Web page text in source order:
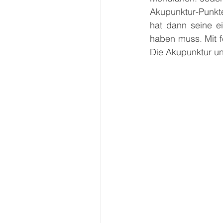
Akupunktur-
hat dann seine
haben muss. Mit
Die Akupunktur